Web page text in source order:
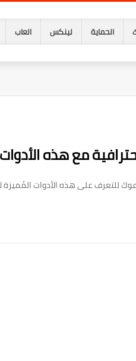
الحماية لينكس العاب
مع هذه الأدوات
على هذه الأدوات المُميزة